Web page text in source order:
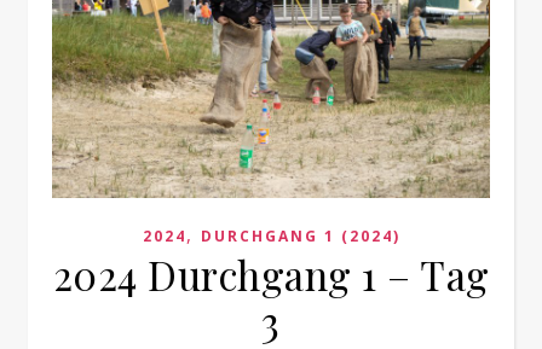
2024, DURCHGANG 1 (2024)
2024 Durchgang 1 – Tag
3